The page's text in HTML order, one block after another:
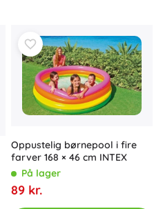
Oppustelig børnepool i fire
farver 168 × 46 cm INTEX
På lager
89 kr.